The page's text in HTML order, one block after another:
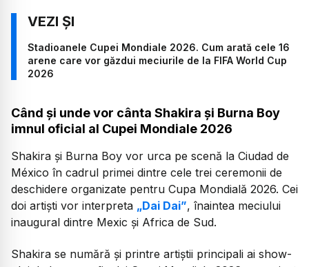
Stadioanele Cupei Mondiale 2026. Cum arată cele 16
arene care vor găzdui meciurile de la FIFA World Cup
2026
Când și unde vor cânta Shakira și Burna Boy
imnul oficial al Cupei Mondiale 2026
Shakira și Burna Boy vor urca pe scenă la Ciudad de
México în cadrul primei dintre cele trei ceremonii de
deschidere organizate pentru Cupa Mondială 2026. Cei
doi artiști vor interpreta „Dai Dai”, înaintea meciului
inaugural dintre Mexic și Africa de Sud.
Shakira se numără și printre artiștii principali ai show-